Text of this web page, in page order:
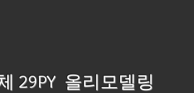
29PY 올리모델링